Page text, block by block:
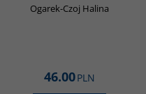
Ogarek-Czoj Halina
46.00PLN